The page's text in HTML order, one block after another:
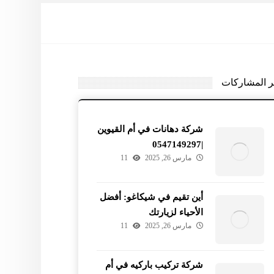
المشاركات
شركة دهانات في أم القيوين
|0547149297
مارس 26, 2025 11
أين تقيم في شيكاغو: أفضل
الأحياء لزيارتك
مارس 26, 2025 11
شركة تركيب باركيه في أم